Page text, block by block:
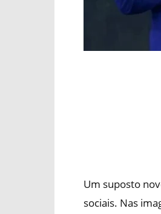
Um suposto
sociais. Nas